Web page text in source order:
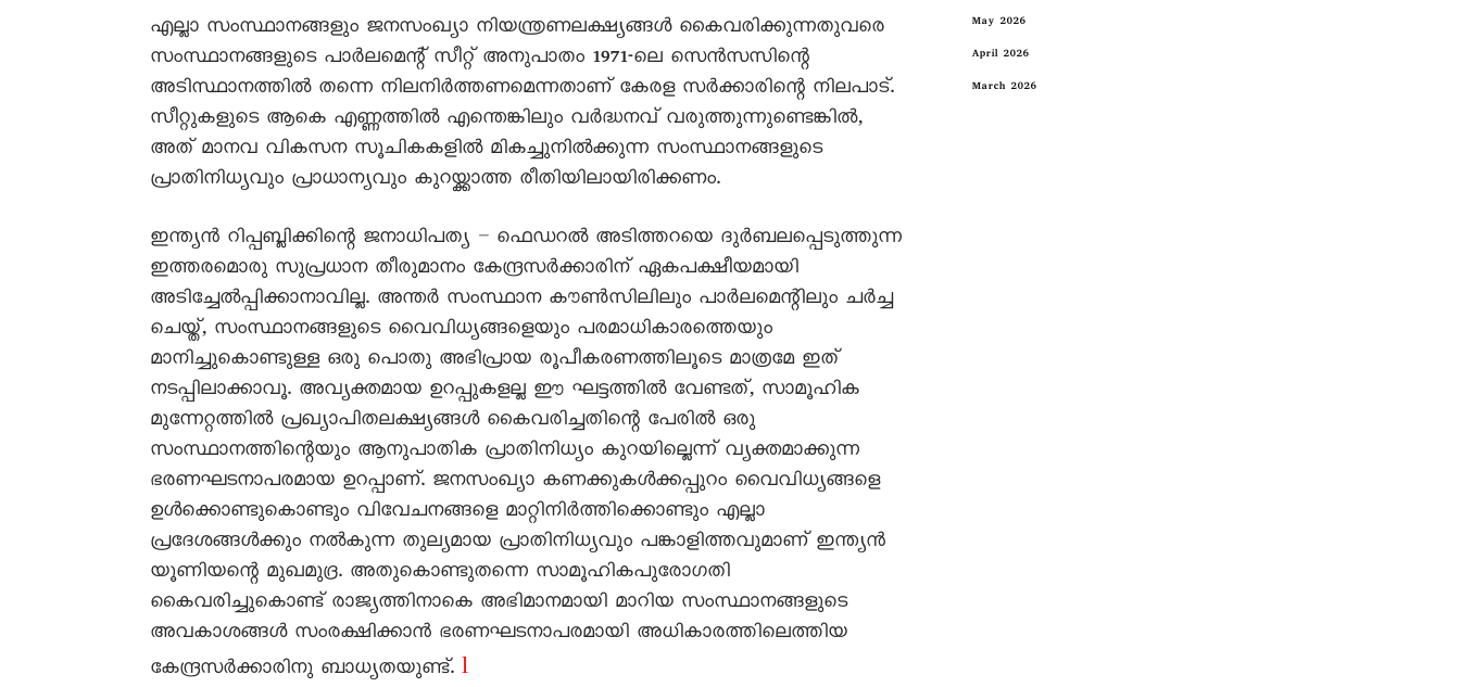
എല്ലാ സംസ്ഥാനങ്ങളും ജനസംഖ്യാ നിയന്ത്രണലക്ഷ്യങ്ങൾ കൈവരിക്കുന്നതുവരെ
സംസ്ഥാനങ്ങളുടെ പാർലമെന്റ് സീറ്റ് അനുപാതം 1971-ലെ സെൻസസിന്റെ
അടിസ്ഥാനത്തിൽ തന്നെ നിലനിർത്തണമെന്നതാണ് കേരള സർക്കാരിന്റെ നിലപാട്.
സീറ്റുകളുടെ ആകെ എണ്ണത്തിൽ എന്തെങ്കിലും വർദ്ധനവ് വരുത്തുന്നുണ്ടെങ്കിൽ,
അത് മാനവ വികസന സൂചികകളിൽ മികച്ചുനിൽക്കുന്ന സംസ്ഥാനങ്ങളുടെ
പ്രാതിനിധ്യവും പ്രാധാന്യവും കുറയ്ക്കാത്ത രീതിയിലായിരിക്കണം.
ഇന്ത്യൻ റിപ്പബ്ലിക്കിന്റെ ജനാധിപത്യ – ഫെഡറൽ അടിത്തറയെ ദുർബലപ്പെടുത്തുന്ന
ഇത്തരമൊരു സുപ്രധാന തീരുമാനം കേന്ദ്രസർക്കാരിന് ഏകപക്ഷീയമായി
അടിച്ചേൽപ്പിക്കാനാവില്ല. അന്തർ സംസ്ഥാന കൗൺസിലിലും പാർലമെന്റിലും ചർച്ച
ചെയ്ത്, സംസ്ഥാനങ്ങളുടെ വൈവിധ്യങ്ങളെയും പരമാധികാരത്തെയും
മാനിച്ചുകൊണ്ടുള്ള ഒരു പൊതു അഭിപ്രായ രൂപീകരണത്തിലൂടെ മാത്രമേ ഇത്
നടപ്പിലാക്കാവൂ. അവ്യക്തമായ ഉറപ്പുകളല്ല ഈ ഘട്ടത്തിൽ വേണ്ടത്, സാമൂഹിക
മുന്നേറ്റത്തിൽ പ്രഖ്യാപിതലക്ഷ്യങ്ങൾ കൈവരിച്ചതിന്റെ പേരിൽ ഒരു
സംസ്ഥാനത്തിന്റെയും ആനുപാതിക പ്രാതിനിധ്യം കുറയില്ലെന്ന് വ്യക്തമാക്കുന്ന
ഭരണഘടനാപരമായ ഉറപ്പാണ്. ജനസംഖ്യാ കണക്കുകൾക്കപ്പുറം വൈവിധ്യങ്ങളെ
ഉൾക്കൊണ്ടുകൊണ്ടും വിവേചനങ്ങളെ മാറ്റിനിർത്തിക്കൊണ്ടും എല്ലാ
പ്രദേശങ്ങൾക്കും നൽകുന്ന തുല്യമായ പ്രാതിനിധ്യവും പങ്കാളിത്തവുമാണ് ഇന്ത്യൻ
യൂണിയന്റെ മുഖമുദ്ര. അതുകൊണ്ടുതന്നെ സാമൂഹികപുരോഗതി
കൈവരിച്ചുകൊണ്ട് രാജ്യത്തിനാകെ അഭിമാനമായി മാറിയ സംസ്ഥാനങ്ങളുടെ
അവകാശങ്ങൾ സംരക്ഷിക്കാൻ ഭരണഘടനാപരമായി അധികാരത്തിലെത്തിയ
കേന്ദ്രസർക്കാരിനു ബാധ്യതയുണ്ട്. l
May 2026
April 2026
March 2026